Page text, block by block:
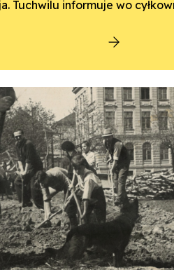
Tuchwilu informuje wo